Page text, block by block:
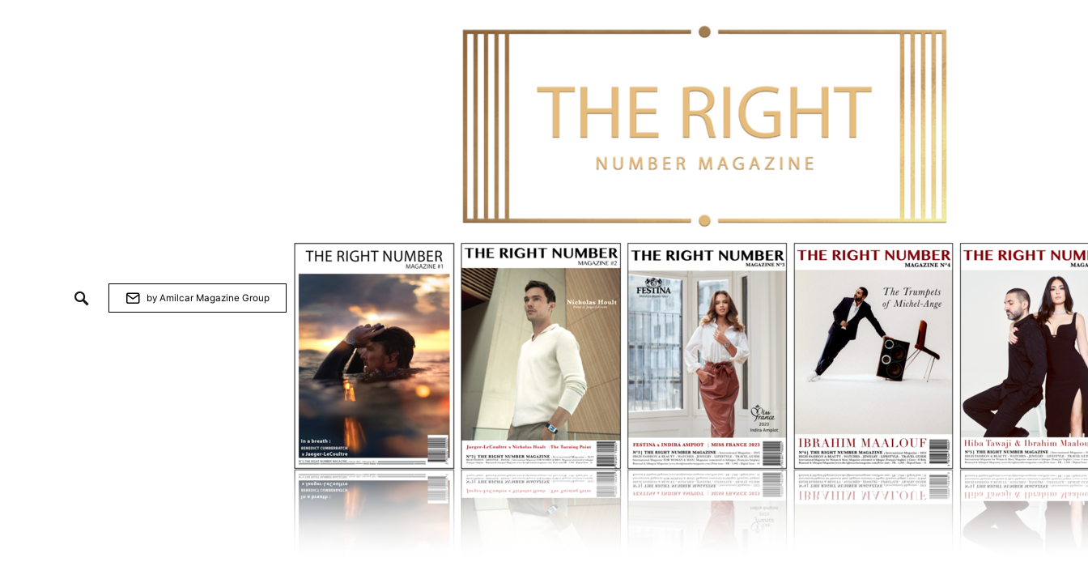
by Amilcar Magazine Group